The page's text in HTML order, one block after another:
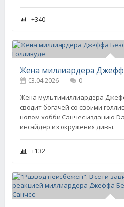
+340
03.04.2026
0
Жена мультимиллиардера
сводит богачей со своими
новом хобби Санчес изданию
инсайдер из окружения дивы.
+132